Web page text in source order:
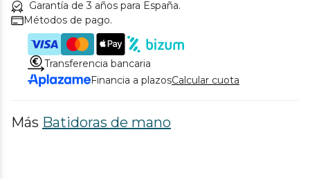
Garantía de 3 años para España.
Métodos de pago.
Transferencia bancaria
Financia a plazosCalcular cuota
Más Batidoras de mano